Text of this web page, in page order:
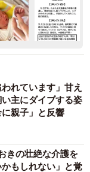
れています」甘え
主にダイブする姿
親子」と反響
きの壮絶な介護を
もしれない」と覚